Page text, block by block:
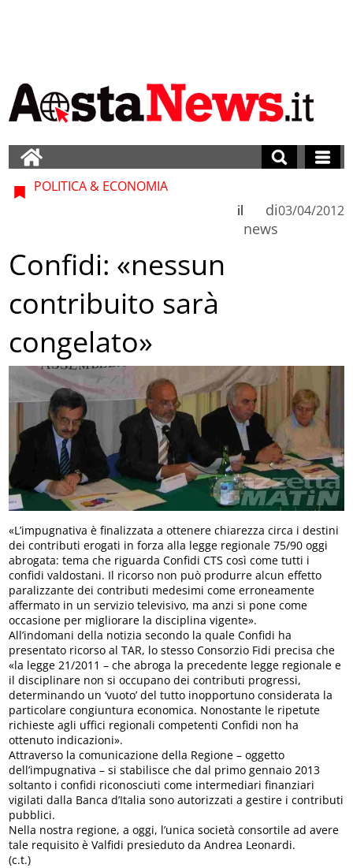
POLITICA & ECONOMIA
di
news
il 03/04/2012
Confidi: «nessun
contribuito sarà
congelato»
«L’impugnativa è finalizzata a ottenere chiarezza circa i destini
dei contributi erogati in forza alla legge regionale 75/90 oggi
abrogata: tema che riguarda Confidi CTS così come tutti i
confidi valdostani. Il ricorso non può produrre alcun effetto
paralizzante dei contributi medesimi come erroneamente
affermato in un servizio televisivo, ma anzi si pone come
occasione per migliorare la disciplina vigente».
All’indomani della notizia secondo la quale Confidi ha
presentato ricorso al TAR, lo stesso Consorzio Fidi precisa che
«la legge 21/2011 – che abroga la precedente legge regionale e
il disciplinare non si occupano dei contributi progressi,
determinando un ‘vuoto’ del tutto inopportuno considerata la
particolare congiuntura economica. Nonostante le ripetute
richieste agli uffici regionali competenti Confidi non ha
ottenuto indicazioni».
Attraverso la comunicazione della Regione – oggetto
dell’impugnativa – si stabilisce che dal primo gennaio 2013
soltanto i confidi riconosciuti come intermediari finanziari
vigilati dalla Banca d’Italia sono autorizzati a gestire i contributi
pubblici.
Nella nostra regione, a oggi, l’unica società consortile ad avere
tale requisito è Valfidi presieduto da Andrea Leonardi.
(c.t.)